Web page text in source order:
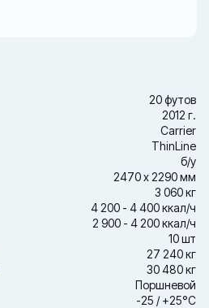
20 футов
2012 г.
Carrier
ThinLine
б/у
2470 х 2290 мм
3 060 кг
4 200 - 4 400 ккал/ч
2 900 - 4 200 ккал/ч
10 шт
27 240 кг
30 480 кг
Поршневой
-25 / +25°С